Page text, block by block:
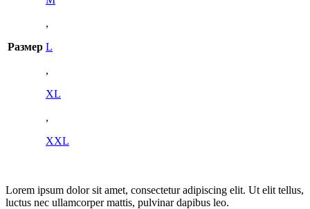
Размер
,
L
,
XL
,
XXL
Lorem ipsum dolor sit amet, consectetur adipiscing elit. Ut elit tellus,
luctus nec ullamcorper mattis, pulvinar dapibus leo.